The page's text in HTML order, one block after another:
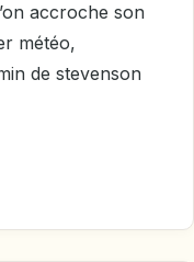
accroche son
météo,
de stevenson